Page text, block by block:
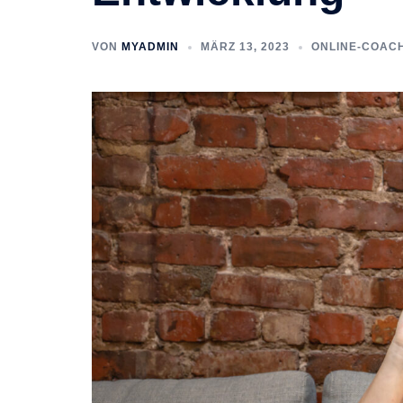
VON MYADMIN MÄRZ 13, 2023 ONLINE-